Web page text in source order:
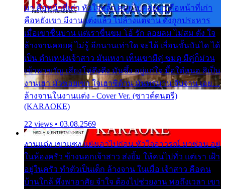
มา คือหน้าที่เก่า หัวใจหล้า คอยไปคอยมา คือหน้าที่เก่า
คือหยังเขา มีงานแต่งแล้ว ไปล้างแต่จาน ดั่งถูกประหาร
เมื่อเขาชื่นบาน แต่เราขื่นขม โอ้ รัก ลอยลม ไม่สม ดัง ใจ
ล้างจานคอยคู่ ไม่รู้ อีกนานเท่าใด จะได้ เลื่อนขั้นบันได ได้
เป็น ตำแหน่งเจ้าสาว มันเหงา เห็นเขามีคู่ ซมดู มีคู่ก็ม่วน
เข้าพาขวัญ เสียงโห่ตึงตึง มันซึ้ง อยู่แก่ใจ มื้อใด๋หนอ สิเป็น
งานเฮา มัวซอยเขา ใจเฮาซิด้าน มันทรมาน จับจาน เอย…
ล้างจานในงานแต่ง - Cover Ver. (ซาวด์ดนตรี)
(KARAOKE)
22 views • 03.08.2569
งานแต่ง เขาแซง แย่งเอาไปก่อน หัวใจอาวรณ์ มาซ่อน อยู่
ในห้องครัว ข้างนอกเจ้าสาว ส่งยิ้ม ให้คนไปทั่ว แต่เรา เฝ้า
อยู่ในครัว ทำตัวเป็นเด็ก ล้างจาน ในเมื่อ เจ้าสาว คือคน
บ้านใกล้ พึ่งพาอาศัย จำใจ ต้องไปช่วยงาน พอถึงเวลา เขา